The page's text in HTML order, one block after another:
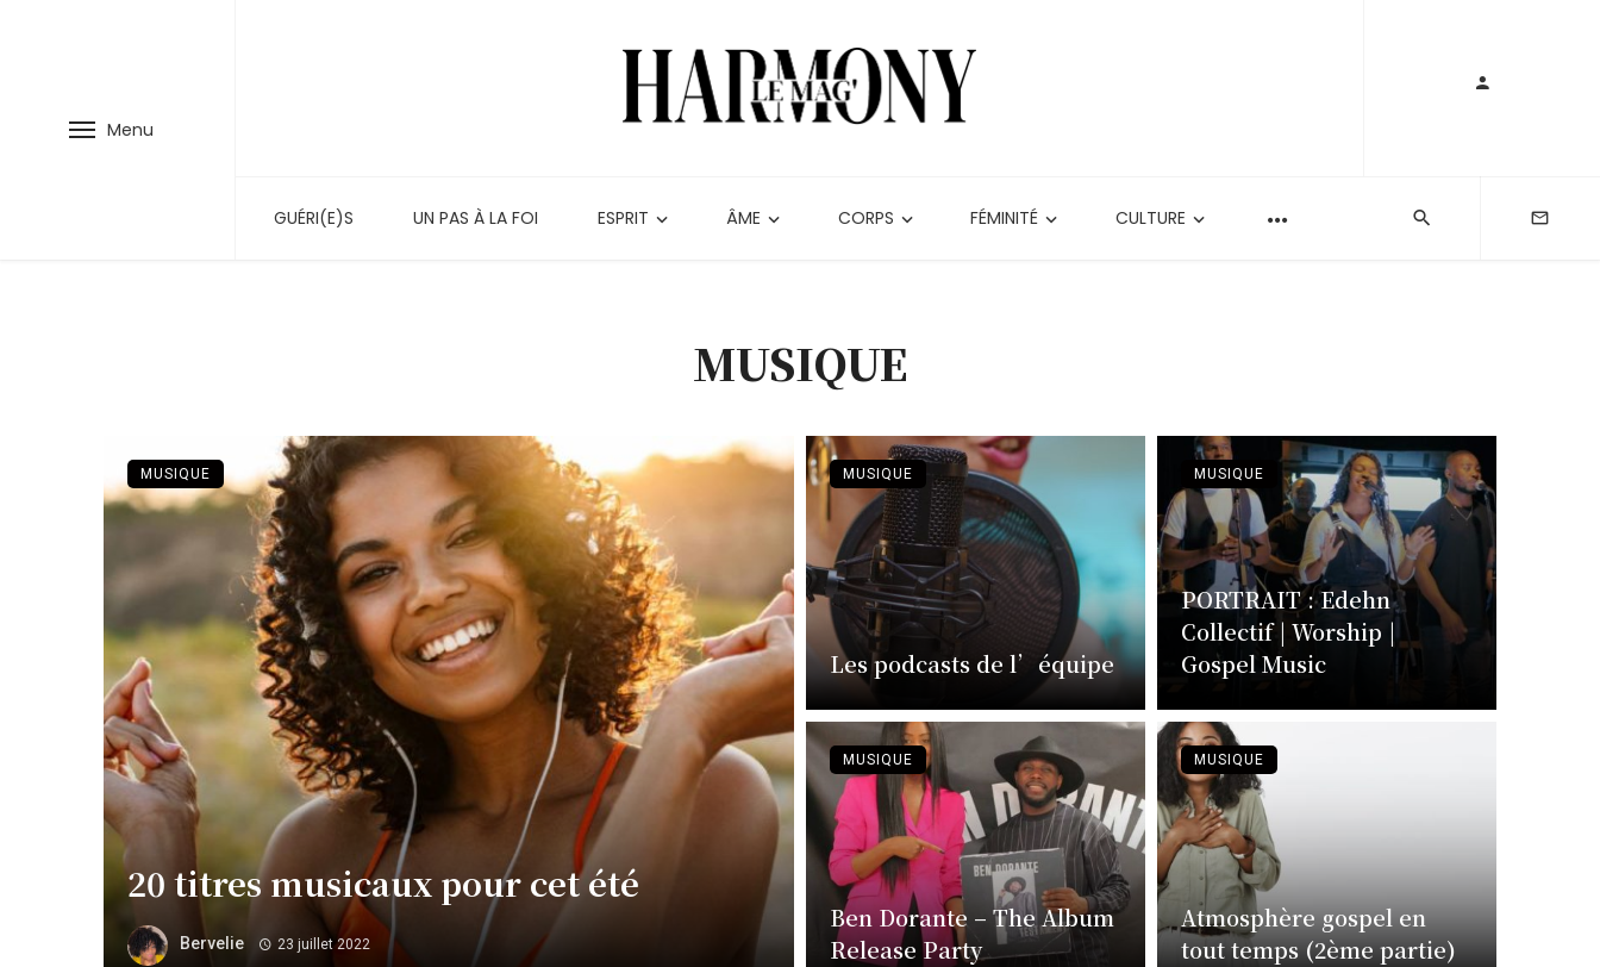
Menu
GUÉRI(E)S UN PAS À LA FOI ESPRIT ÂME CORPS FÉMINITÉ CULTURE
MUSIQUE
20 titres musicaux pour cet été
Bervelie 23 juillet 2022
MUSIQUE
Les podcasts de l’équipe
MUSIQUE
PORTRAIT : Edehn
Collectif | Worship |
Gospel Music
MUSIQUE
Ben Dorante – The Album
Release Party
MUSIQUE
Atmosphère gospel en
tout temps (2ème partie)
MUSIQUE